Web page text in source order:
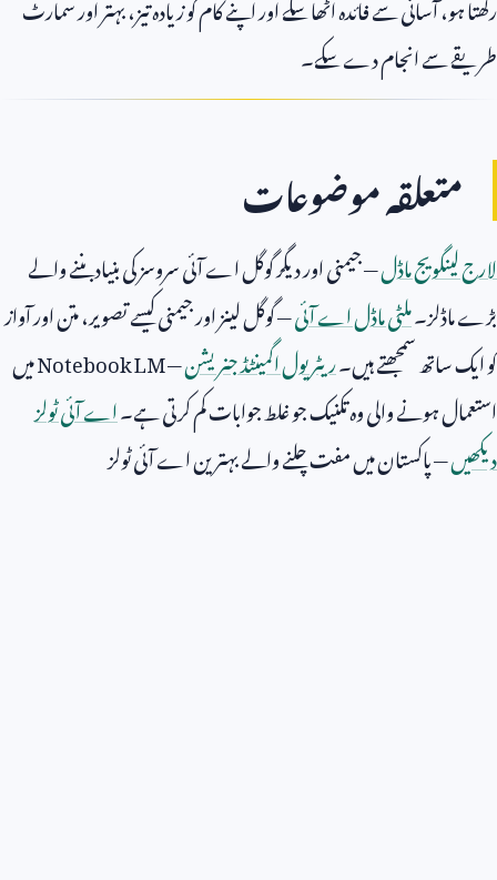
طریقے سے انجام دے سکے۔
متعلقہ موضوعات
لارج لینگویج ماڈل— جیمنی اور دیگر گوگل اے آئی سروسز کی بنیاد بننے والے
بڑے ماڈلز۔ملٹی ماڈل اے آئی— گوگل لینز اور جیمنی کیسے تصویر، متن اور آواز
کو ایک ساتھ سمجھتے ہیں۔ریٹریول اگمینٹڈ جنریشن—
Notebook LMمیں
استعمال ہونے والی وہ تکنیک جو غلط جوابات کم کرتی ہے۔اے آئی ٹولز
دیکھیں— پاکستان میں مفت چلنے والے بہترین اے آئی ٹولز